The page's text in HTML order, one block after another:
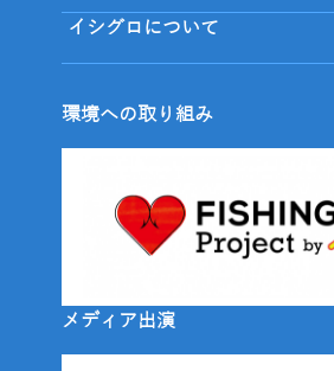
イシグロについて
環境への取り組み
メディア出演